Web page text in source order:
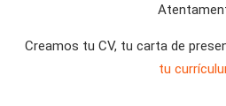
Creamos tu CV, tu carta de
tu